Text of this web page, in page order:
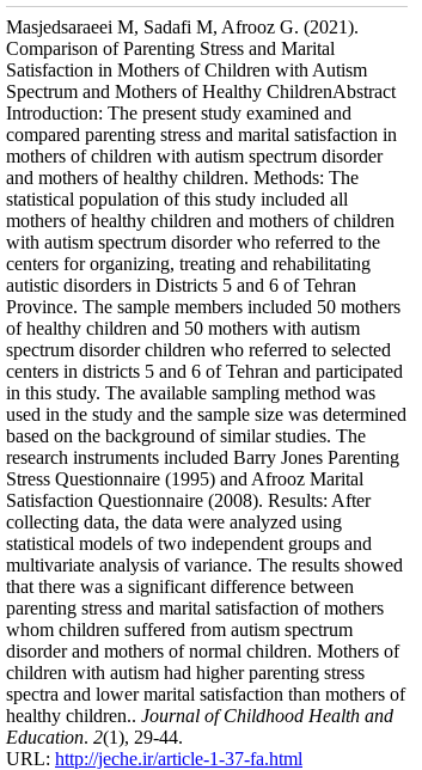
Masjedsaraeei M, Sadafi M, Afrooz G. (2021).
Comparison of Parenting Stress and Marital
Satisfaction in Mothers of Children with Autism
Spectrum and Mothers of Healthy ChildrenAbstract
Introduction: The present study examined and
compared parenting stress and marital satisfaction in
mothers of children with autism spectrum disorder
and mothers of healthy children. Methods: The
statistical population of this study included all
mothers of healthy children and mothers of children
with autism spectrum disorder who referred to the
centers for organizing, treating and rehabilitating
autistic disorders in Districts 5 and 6 of Tehran
Province. The sample members included 50 mothers
of healthy children and 50 mothers with autism
spectrum disorder children who referred to selected
centers in districts 5 and 6 of Tehran and participated
in this study. The available sampling method was
used in the study and the sample size was determined
based on the background of similar studies. The
research instruments included Barry Jones Parenting
Stress Questionnaire (1995) and Afrooz Marital
Satisfaction Questionnaire (2008). Results: After
collecting data, the data were analyzed using
statistical models of two independent groups and
multivariate analysis of variance. The results showed
that there was a significant difference between
parenting stress and marital satisfaction of mothers
whom children suffered from autism spectrum
disorder and mothers of normal children. Mothers of
children with autism had higher parenting stress
spectra and lower marital satisfaction than mothers of
healthy children.. Journal of Childhood Health and
Education. 2(1), 29-44.
URL: http://jeche.ir/article-1-37-fa.html